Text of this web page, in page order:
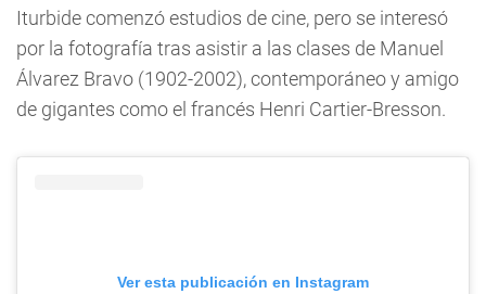
Iturbide comenzó estudios de cine, pero se interesó
por la fotografía tras asistir a las clases de Manuel
Álvarez Bravo (1902-2002), contemporáneo y amigo
de gigantes como el francés Henri Cartier-Bresson.
Ver esta publicación en Instagram